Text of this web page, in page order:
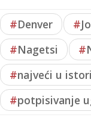
#Denver #
#Nagetsi #
#najveći u
#potpisivanje